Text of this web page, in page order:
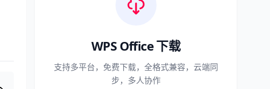
WPS Office 下载
支持多平台，免费下载，全格式兼容，云端同
步，多人协作